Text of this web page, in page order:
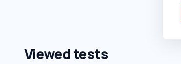
Viewed tests